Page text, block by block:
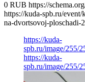
0 RUB https://
https://kuda-spb.ru/
na-dvortsovoj-ploschadi-
https://kuda-
spb.ru/image/255/
https://kuda-
spb.ru/image/255/